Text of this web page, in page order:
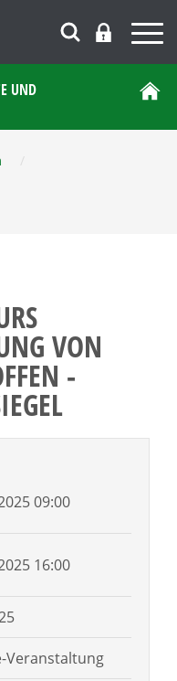
UND
VON
-
09:00
16:00
Veranstaltung